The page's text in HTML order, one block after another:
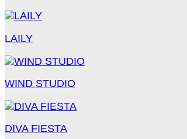
LAILY
WIND STUDIO
DIVA FIESTA